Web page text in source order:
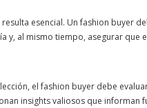
esencial. Un fashion buyer
al mismo tiempo, asegurar que
el fashion buyer debe
insights valiosos que informan